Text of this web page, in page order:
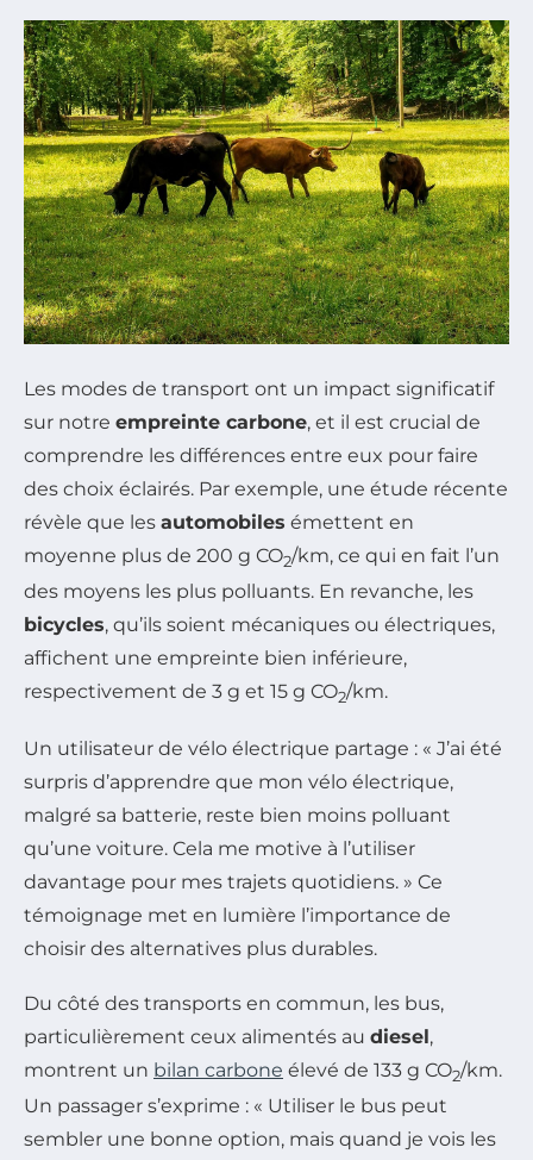
Les modes de transport ont un impact significatif
sur notre empreinte carbone, et il est crucial de
comprendre les différences entre eux pour faire
des choix éclairés. Par exemple, une étude récente
révèle que les automobiles émettent en
moyenne plus de 200 g CO2/km, ce qui en fait l’un
des moyens les plus polluants. En revanche, les
bicycles, qu’ils soient mécaniques ou électriques,
affichent une empreinte bien inférieure,
respectivement de 3 g et 15 g CO2/km.
Un utilisateur de vélo électrique partage : « J’ai été
surpris d’apprendre que mon vélo électrique,
malgré sa batterie, reste bien moins polluant
qu’une voiture. Cela me motive à l’utiliser
davantage pour mes trajets quotidiens. » Ce
témoignage met en lumière l’importance de
choisir des alternatives plus durables.
Du côté des transports en commun, les bus,
particulièrement ceux alimentés au diesel,
montrent un bilan carbone élevé de 133 g CO2/km.
Un passager s’exprime : « Utiliser le bus peut
sembler une bonne option, mais quand je vois les